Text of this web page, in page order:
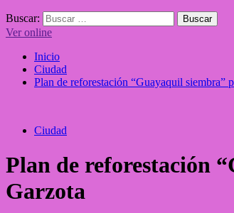
Buscar:
Ver online
Inicio
Ciudad
Plan de reforestación “Guayaquil siembra”
Ciudad
Plan de reforestación
Garzota